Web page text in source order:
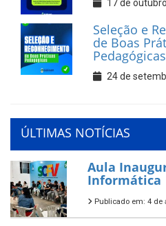
17 de
Seleção e
de Boas
Pedagógicas
24 de
ÚLTIMAS NOTÍCIAS
Aula
Informática
Publicado em: 4 de